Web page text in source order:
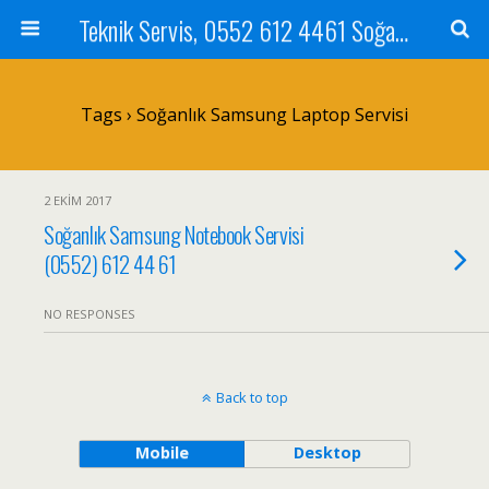
Teknik Servis, 0552 612 4461 Soğanlık Bilgisayar Teknik Servisi ve Tamiri
Tags › Soğanlık Samsung Laptop Servisi
2 EKIM 2017
Soğanlık Samsung Notebook Servisi
(0552) 612 44 61
NO RESPONSES
Back to top
Mobile Desktop